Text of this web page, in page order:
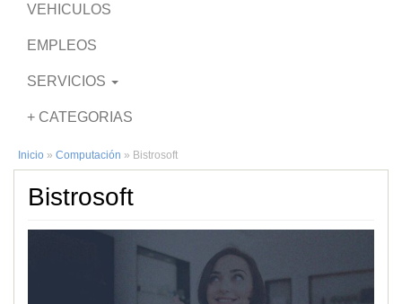
VEHICULOS
EMPLEOS
SERVICIOS
+ CATEGORIAS
Inicio » Computación » Bistrosoft
Bistrosoft